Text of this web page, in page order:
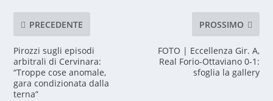
PRECEDENTE
Pirozzi sugli episodi
arbitrali di Cervinara:
“Troppe cose anomale,
gara condizionata dalla
terna”
PROSSIMO
FOTO | Eccellenza Gir. A,
Real Forio-Ottaviano 0-1:
sfoglia la gallery